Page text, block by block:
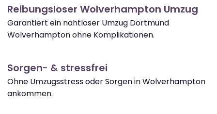
Reibungsloser Wolverhampton Umzug
Garantiert ein nahtloser Umzug Dortmund
Wolverhampton ohne Komplikationen.
Sorgen- & stressfrei
Ohne Umzugsstress oder Sorgen in Wolverhampton
ankommen.